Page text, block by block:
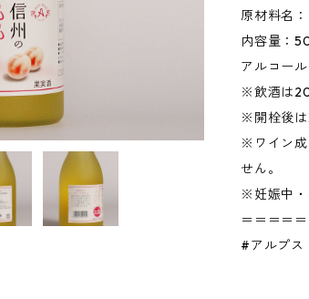
原材料名
内容量：
アルコー
※飲酒は20
※開栓後は
※ワイン成
せん。
※妊娠中・
＝＝＝＝
#アルプス